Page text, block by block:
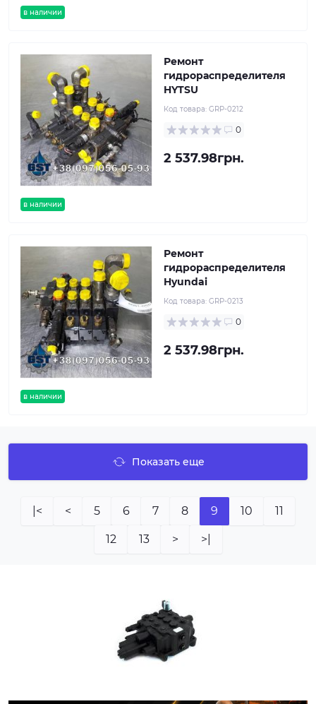
в наличии
в наличии
Ремонт
гидрораспределителя
HYTSU
Код товара: GRP-0212
0
2 537.98грн.
в наличии
Ремонт
гидрораспределителя
Hyundai
Код товара: GRP-0213
0
2 537.98грн.
Показать еще
|< < 5 6 7 8 9 10 11
12 13 > >|